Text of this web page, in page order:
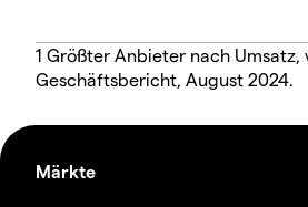
1 Größter Anbieter nach
Geschäftsbericht, August 2024.
Märkte